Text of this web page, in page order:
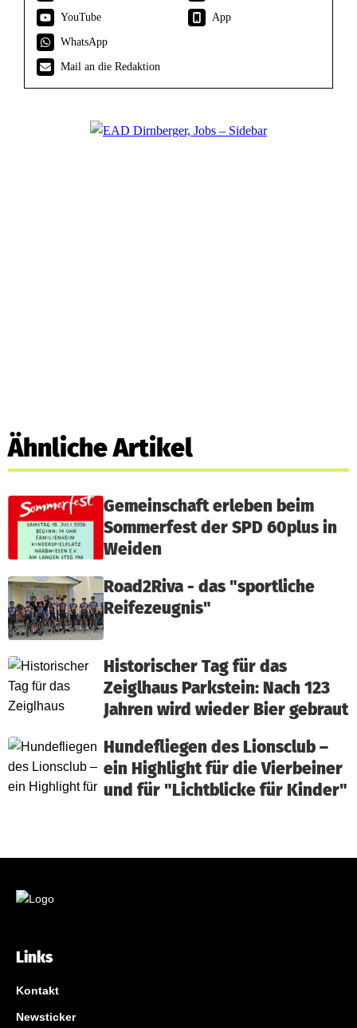
YouTube
App
WhatsApp
Mail an die Redaktion
Ähnliche Artikel
Gemeinschaft erleben beim
Sommerfest der SPD 60plus in
Weiden
Road2Riva - das "sportliche
Reifezeugnis"
Historischer Tag für das
Zeiglhaus Parkstein: Nach 123
Jahren wird wieder Bier gebraut
Hundefliegen des Lionsclub –
ein Highlight für die Vierbeiner
und für "Lichtblicke für Kinder"
Links
Kontakt
Newsticker